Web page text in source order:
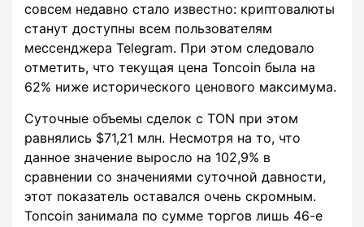
совсем недавно стало известно: криптовалюты
станут доступны всем пользователям
мессенджера Telegram. При этом следовало
отметить, что текущая цена Toncoin была на
62% ниже исторического ценового максимума.
Суточные объемы сделок с TON при этом
равнялись $71,21 млн. Несмотря на то, что
данное значение выросло на 102,9% в
сравнении со значениями суточной давности,
этот показатель оставался очень скромным.
Toncoin занимала по сумме торгов лишь 46-е